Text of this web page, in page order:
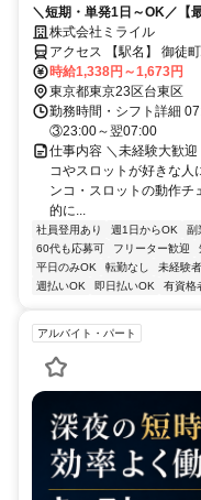
＼短期・単発1日～OK／
パチンコ・スロットの動作
主婦(夫)歓迎★履歴書&来社
株式会社ミライル
アクセス 【駅名】 御徒
徒町 【アクセス】 「御徒町駅」徒歩圏内 【株式会社ミライル新宿第
三支店】 東京都新宿区
歩3分） ※履歴書も来社
時給1,338円～1,673円
東京都東京23区台東区
勤務時間・シフト詳細
③23:00～翌07:00
仕事内容 ＼未経験大歓
コやスロットが好きな
ンコ・スロットの動作
的に...
社員登用あり 週1日からOK 副
60代も応募可
フリーター歓迎
平日のみOK
転勤なし 未経験
週払いOK
即日払いOK 有資格
アルバイト・パート